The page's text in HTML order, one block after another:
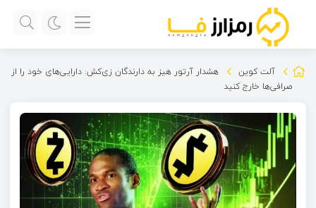
آلت کوین
هشدار آرتور هیز به دارندگان زی‌کش: دارایی‌های خود را از
صرافی‌ها خارج کنید